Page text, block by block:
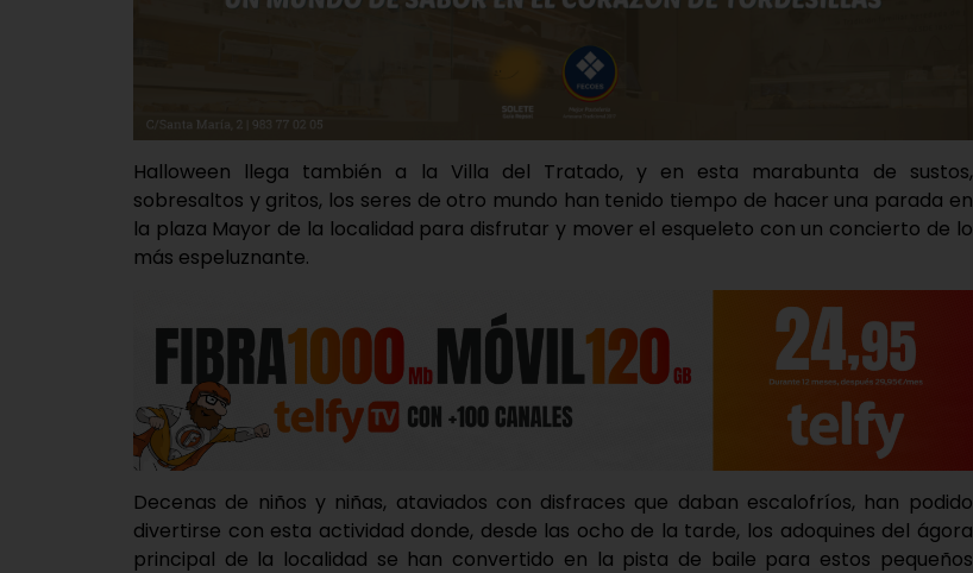
Halloween llega también a la Villa del Tratado, y en esta marabunta de sustos,
sobresaltos y gritos, los seres de otro mundo han tenido tiempo de hacer una parada en
la plaza Mayor de la localidad para disfrutar y mover el esqueleto con un concierto de lo
más espeluznante.
Decenas de niños y niñas, ataviados con disfraces que daban escalofríos, han podido
divertirse con esta actividad donde, desde las ocho de la tarde, los adoquines del ágora
principal de la localidad se han convertido en la pista de baile para estos pequeños